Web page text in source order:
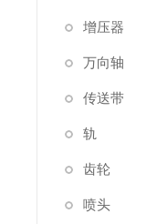
增压器
万向轴
传送带
轨
齿轮
喷头